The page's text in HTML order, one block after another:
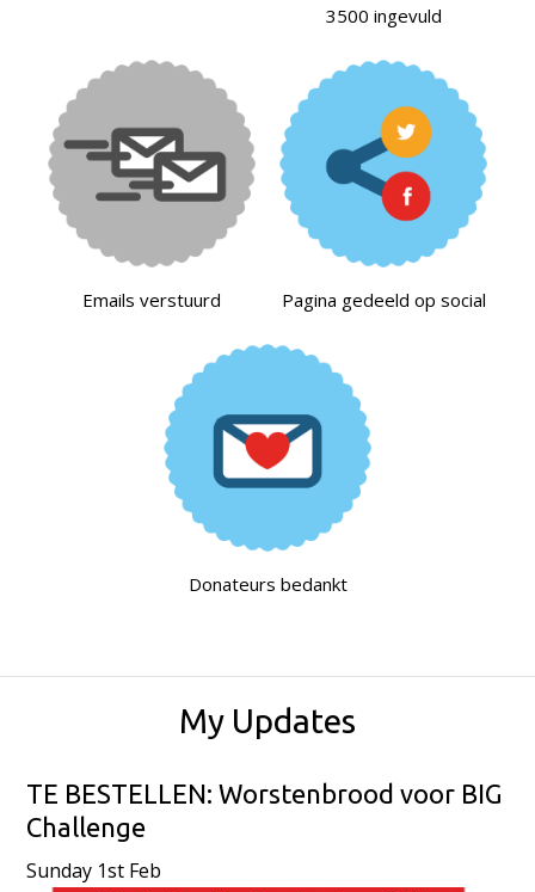
3500 ingevuld
Emails verstuurd Pagina gedeeld op social
Donateurs bedankt
My Updates
TE BESTELLEN: Worstenbrood voor BIG
Challenge
Sunday 1st Feb